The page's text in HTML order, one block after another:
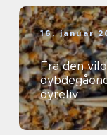
16. januar
Fra den
dyreliv